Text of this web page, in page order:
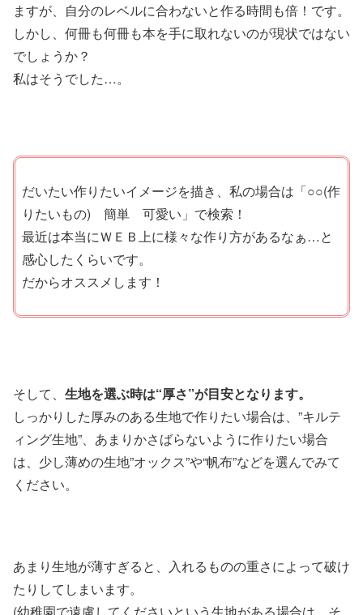
ますが、自分のレベルに合わないと作る時間も倍！です。
しかし、何冊も何冊も本を手に取れないのが現状ではない
でしょうか？
私はそうでした…。
だいたい作りたいイメージを描き、私の場合は「○○(作
りたいもの) 簡単 可愛い」で検索！
最近は本当にＷＥＢ上に様々な作り方があるなぁ…と
感心したくらいです。
だからオススメします！
そして、 生地を選ぶ時は“厚さ”が目安となります。
しっかりした厚みのある生地で作りたい場合は、”キルテ
ィング生地”、あまりかさばらないように作りたい場合
は、少し薄めの生地”オックス”や“帆布”などを選んでみて
ください。
あまり生地が薄すぎると、入れるものの重さによって破け
たりしてしまいます。